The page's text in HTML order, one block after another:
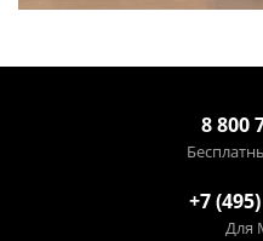
8 800
+7
Для